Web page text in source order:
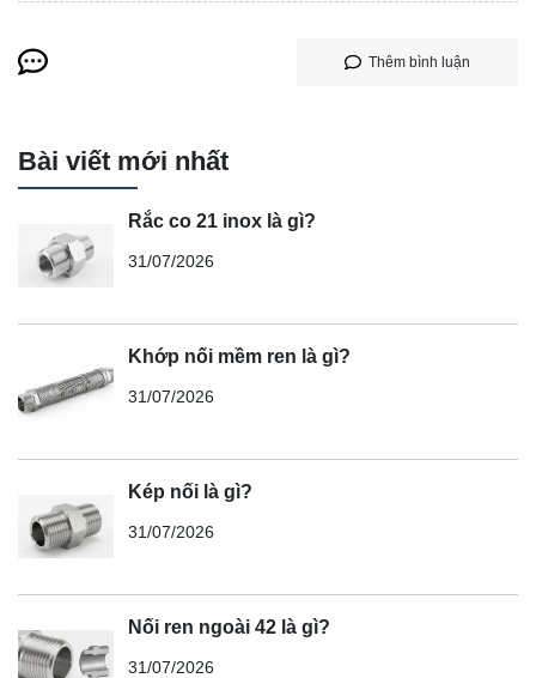
Thêm bình luận
Bài viết mới nhất
Rắc co 21 inox là gì?
31/07/2026
Khớp nối mềm ren là gì?
31/07/2026
Kép nối là gì?
31/07/2026
Nối ren ngoài 42 là gì?
31/07/2026